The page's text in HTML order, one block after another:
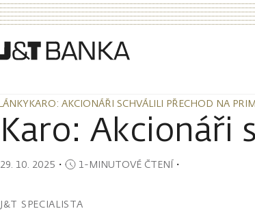
KARO: AKCIONÁŘI SCHVÁLILI PŘECHOD NA
KARO: AKCIONÁŘI SCHVÁLILI PŘECHOD NA
Karo: Akcionáři
29. 10. 2025 ・ 1-MINUTOVÉ ČTENÍ・
J&T SPECIALISTA